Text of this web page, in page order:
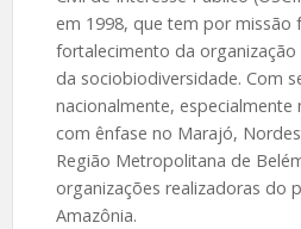
em 1998, que tem por missão
fortalecimento da organização
da sociobiodiversidade. Com
nacionalmente, especialmente
com ênfase no Marajó,
Região Metropolitana de
organizações realizadoras do
Amazônia.